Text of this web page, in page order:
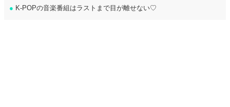
● K-POPの音楽番組はラストまで目が離せない♡